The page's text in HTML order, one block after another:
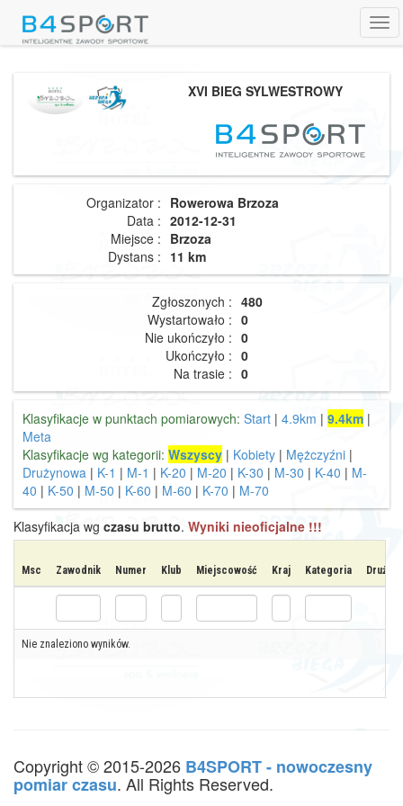
XVI BIEG SYLWESTROWY
Organizator : Rowerowa Brzoza
Data : 2012-12-31
Miejsce : Brzoza
Dystans : 11 km
Zgłoszonych : 480
Wystartowało : 0
Nie ukończyło : 0
Ukończyło : 0
Na trasie : 0
Klasyfikacje w punktach pomiarowych: Start | 4.9km | 9.4km |
Meta
Klasyfikacje wg kategorii: Wszyscy | Kobiety | Mężczyźni |
Drużynowa | K-1 | M-1 | K-20 | M-20 | K-30 | M-30 | K-40 | M-
40 | K-50 | M-50 | K-60 | M-60 | K-70 | M-70
Klasyfikacja wg czasu brutto. Wyniki nieoficjalne !!!
Msc Zawodnik Numer Klub Miejscowość Kraj Kategoria Drużyna
Nie znaleziono wyników.
Copyright © 2015-2026 B4SPORT - nowoczesny
pomiar czasu. All Rights Reserved.